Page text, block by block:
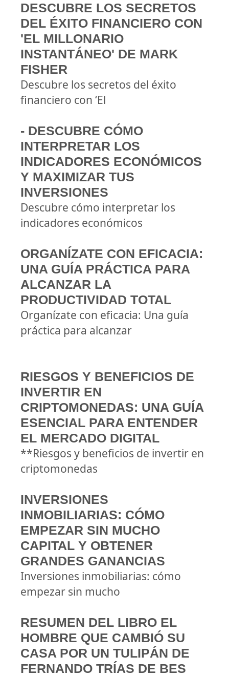
DESCUBRE LOS SECRETOS
DEL ÉXITO FINANCIERO CON
'EL MILLONARIO
INSTANTÁNEO' DE MARK
FISHER
Descubre los secretos del éxito
financiero con ‘El
- DESCUBRE CÓMO
INTERPRETAR LOS
INDICADORES ECONÓMICOS
Y MAXIMIZAR TUS
INVERSIONES
Descubre cómo interpretar los
indicadores económicos
ORGANÍZATE CON EFICACIA:
UNA GUÍA PRÁCTICA PARA
ALCANZAR LA
PRODUCTIVIDAD TOTAL
Organízate con eficacia: Una guía
práctica para alcanzar
RIESGOS Y BENEFICIOS DE
INVERTIR EN
CRIPTOMONEDAS: UNA GUÍA
ESENCIAL PARA ENTENDER
EL MERCADO DIGITAL
**Riesgos y beneficios de invertir en
criptomonedas
INVERSIONES
INMOBILIARIAS: CÓMO
EMPEZAR SIN MUCHO
CAPITAL Y OBTENER
GRANDES GANANCIAS
Inversiones inmobiliarias: cómo
empezar sin mucho
RESUMEN DEL LIBRO EL
HOMBRE QUE CAMBIÓ SU
CASA POR UN TULIPÁN DE
FERNANDO TRÍAS DE BES